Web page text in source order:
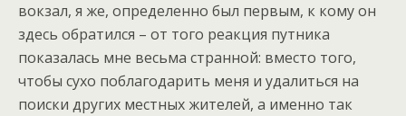
вокзал, я же, определенно был первым, к кому он
здесь обратился – от того реакция путника
показалась мне весьма странной: вместо того,
чтобы сухо поблагодарить меня и удалиться на
поиски других местных жителей, а именно так